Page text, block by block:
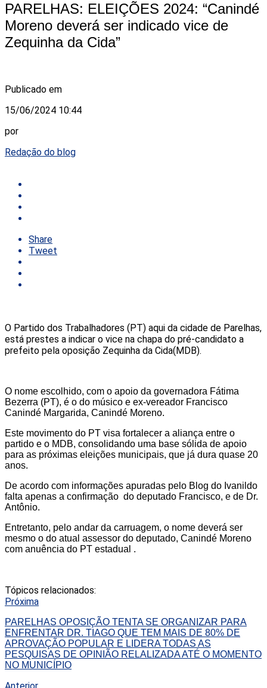
PARELHAS: ELEIÇÕES 2024: “Canindé
Moreno deverá ser indicado vice de
Zequinha da Cida”
Publicado em
15/06/2024 10:44
por
Redação do blog
Share
Tweet
O Partido dos Trabalhadores (PT) aqui da cidade de Parelhas,
está prestes a indicar o vice na chapa do pré-candidato a
prefeito pela oposição Zequinha da Cida(MDB).
O nome escolhido, com o apoio da governadora Fátima
Bezerra (PT), é o do músico e ex-vereador Francisco
Canindé Margarida, Canindé Moreno.
Este movimento do PT visa fortalecer a aliança entre o
partido e o MDB, consolidando uma base sólida de apoio
para as próximas eleições municipais, que já dura quase 20
anos.
De acordo com informações apuradas pelo Blog do Ivanildo
falta apenas a confirmação do deputado Francisco, e de Dr.
Antônio.
Entretanto, pelo andar da carruagem, o nome deverá ser
mesmo o do atual assessor do deputado, Canindé Moreno
com anuência do PT estadual .
Tópicos relacionados:
Próxima
PARELHAS OPOSIÇÃO TENTA SE ORGANIZAR PARA
ENFRENTAR DR. TIAGO QUE TEM MAIS DE 80% DE
APROVAÇÃO POPULAR E LIDERA TODAS AS
PESQUISAS DE OPINIÃO RELALIZADA ATÉ O MOMENTO
NO MUNICÍPIO
Anterior